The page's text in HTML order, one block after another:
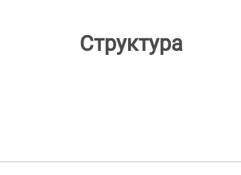
Структура